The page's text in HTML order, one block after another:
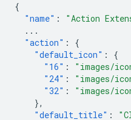
{
"name" : "Action
...
"action" :
{
"default_icon" : {
"16" : "images/
"24" : "images/
"32" : "images/
},
"default_title" :